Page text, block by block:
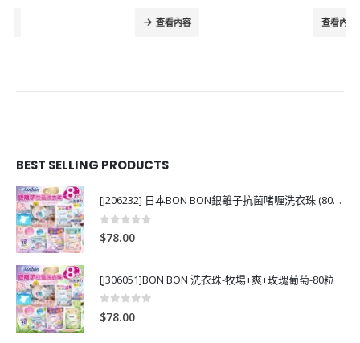
BEST SELLING PRODUCTS
[J206232] 日本BON BON銀離子抗菌啫喱洗衣珠 (80粒)
0
$78.00
[J306051]BON BON 洗衣珠-牧場+爽+玫瑰葡萄-80粒
0
$78.00